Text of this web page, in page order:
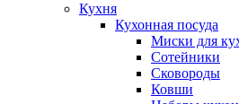
Кухня
Кухонная посуда
Миски для
Сотейники
Сковороды
Ковши